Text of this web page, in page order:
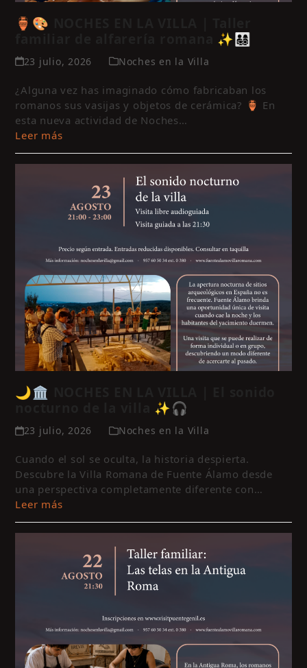
🏺🎨 NOCHES EN LA VILLA | Taller
familiar de alfarería romana ✨👨‍👩‍👧‍👦
23 julio, 2026 Noches en la Villa
¿Alguna vez has imaginado cómo fabricaban los
romanos sus vasijas y objetos de cerámica? 🏺 En
esta nueva actividad de Noches…
Leer más
🌙🏛️ NOCHES EN LA VILLA | El sonido
nocturno de la villa ✨🎧
23 julio, 2026 Noches en la Villa
Cuando el sol se oculta, la historia despierta.
Descubre la Villa Romana de Fuente Álamo desde
una perspectiva completamente diferente con…
Leer más